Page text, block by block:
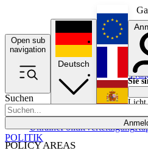
Open sub
navigation
Suchen
POLICY AREAS
UkrainePolitikVerteidigung
Deutsch
Sie
Licht
POLITIK